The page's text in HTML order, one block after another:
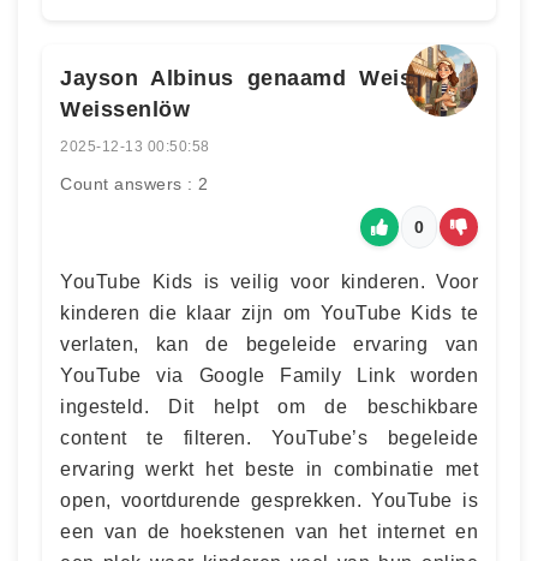
Jayson Albinus genaamd Weiss von
Weissenlöw
2025-12-13 00:50:58
Count answers : 2
0
YouTube Kids is veilig voor kinderen. Voor
kinderen die klaar zijn om YouTube Kids te
verlaten, kan de begeleide ervaring van
YouTube via Google Family Link worden
ingesteld. Dit helpt om de beschikbare
content te filteren. YouTube’s begeleide
ervaring werkt het beste in combinatie met
open, voortdurende gesprekken. YouTube is
een van de hoekstenen van het internet en